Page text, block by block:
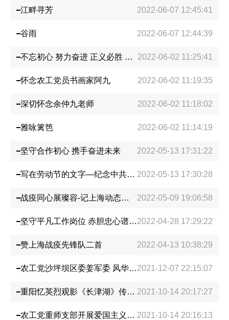
江畔寻芳 2022-06-07 12:45:41
谷雨 2022-06-07 12:44:39
不忘初心 努力奋进 正义必胜 和平必胜 2022-06-02 11:25:41
怀念农工党员书画家阿九 2022-06-02 11:19:35
深切怀念余仲九老师 2022-06-02 11:18:02
雅咏篱笆 2022-06-02 11:14:19
坚守合作初心 携手奋进未来 2022-05-13 17:31:22
写在劳动节的文字—纪念中共中央发布“五一口号”74周年 2022-05-13 17:30:28
战疫同心展璨容-记上海动态清零抗疫 2022-05-09 19:06:58
坚守平凡工作岗位 赤胆忠心谱写战歌—记重庆市五一劳动奖章获得者吴萍2022-04-28 17:29:22
赞上海战疫先锋队二首 2022-04-13 10:38:29
农工党沙坪坝区委姜军委 风华国韵话旗袍2021-12-07 22:15:07
重阳忆英烈观影《长津湖》传承伟大抗美援朝精神 2021-10-14 20:17:27
农工党重师支部开展爱国主义教育活动 2021-10-14 20:16:13